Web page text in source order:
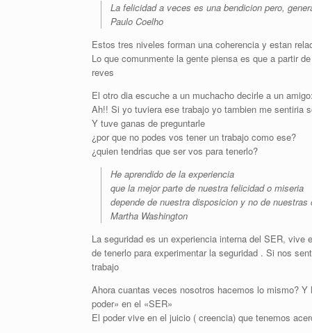
La felicidad a veces es una bendicion pero,
Paulo Coelho
Estos tres niveles forman una coherencia y estan
Lo que comunmente la gente piensa es que a partir
reves
El otro dia escuche a un muchacho decirle a un amigo:
Ah!! Si yo tuviera ese trabajo yo tambien me sentiria
Y tuve ganas de preguntarle
¿por que no podes vos tener un trabajo como ese?
¿quien tendrias que ser vos para tenerlo?
He aprendido de la experiencia
que la mejor parte de nuestra felicidad o miseria
depende de nuestra disposicion y no de nuestras
Martha Washington
La seguridad es un experiencia interna del SER,
de tenerlo para experimentar la seguridad . Si nos
trabajo
Ahora cuantas veces nosotros hacemos lo mismo?
poder» en el «SER»
El poder vive en el juicio ( creencia) que tenemos